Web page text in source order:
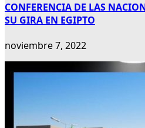
CONFERENCIA DE LAS
SU GIRA EN EGIPTO
noviembre 7, 2022